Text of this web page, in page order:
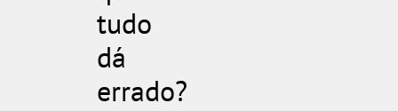
tudo
dá
errado?